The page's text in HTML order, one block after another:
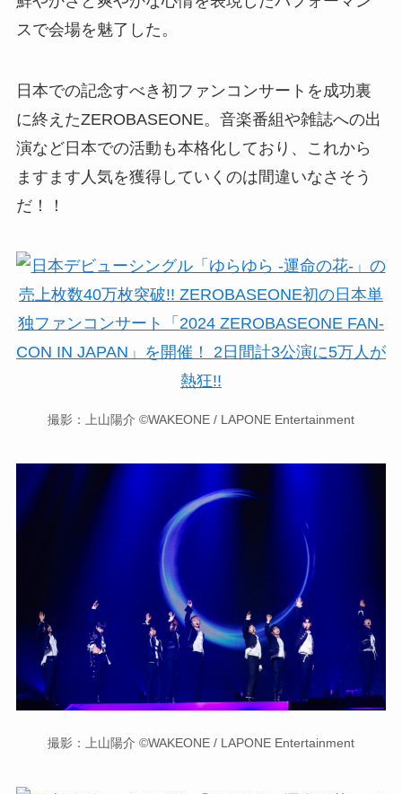
スで会場を魅了した。
日本での記念すべき初ファンコンサートを成功裏
に終えたZEROBASEONE。音楽番組や雑誌への出
演など日本での活動も本格化しており、これから
ますます人気を獲得していくのは間違いなさそう
だ！！
撮影：上山陽介 ©WAKEONE / LAPONE Entertainment
撮影：上山陽介 ©WAKEONE / LAPONE Entertainment